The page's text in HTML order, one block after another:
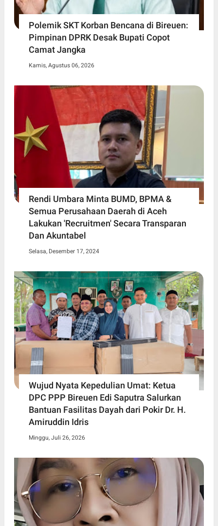
Polemik SKT Korban Bencana di Bireuen:
Pimpinan DPRK Desak Bupati Copot
Camat Jangka
Kamis, Agustus 06, 2026
Rendi Umbara Minta BUMD, BPMA &
Semua Perusahaan Daerah di Aceh
Lakukan 'Recruitmen' Secara Transparan
Dan Akuntabel
Selasa, Desember 17, 2024
Wujud Nyata Kepedulian Umat: Ketua
DPC PPP Bireuen Edi Saputra Salurkan
Bantuan Fasilitas Dayah dari Pokir Dr. H.
Amiruddin Idris
Minggu, Juli 26, 2026